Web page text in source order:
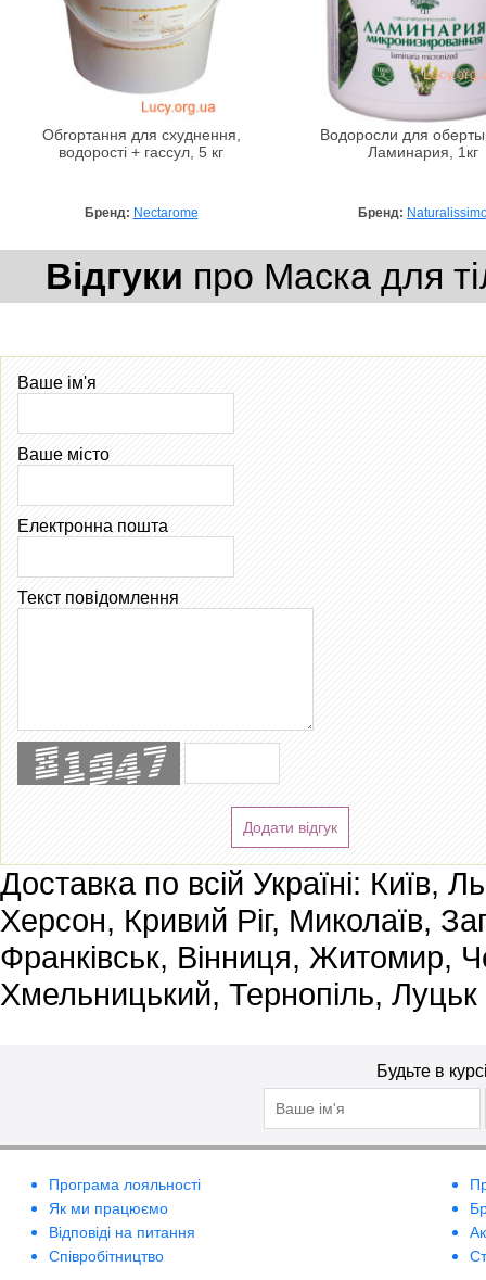
Обгортання для схуднення,
водорості + гассул, 5 кг
Бренд: Nectarome
Водоросли для
Ламинария, 1кг
Бренд:
Відгуки про Маска для
Ваше ім'я
Ваше місто
Електронна пошта
Текст повідомлення
Додати відгук
Доставка по всій Україні: Київ,
Херсон, Кривий Ріг, Миколаїв,
Франківськ, Вінниця, Житомир,
Хмельницький, Тернопіль, Луцьк
Будьте в
Програма лояльності
Як ми працюємо
Відповіді на питання
Співробітництво